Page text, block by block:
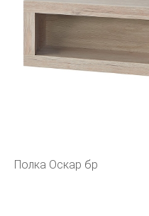
Полка Оскар бр